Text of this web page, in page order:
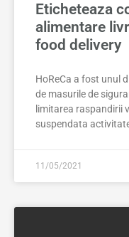
Eticheteaza
alimentare
food delivery
HoReCa a fost unul
de masurile de
limitarea raspandirii
suspendata
11/05/2021